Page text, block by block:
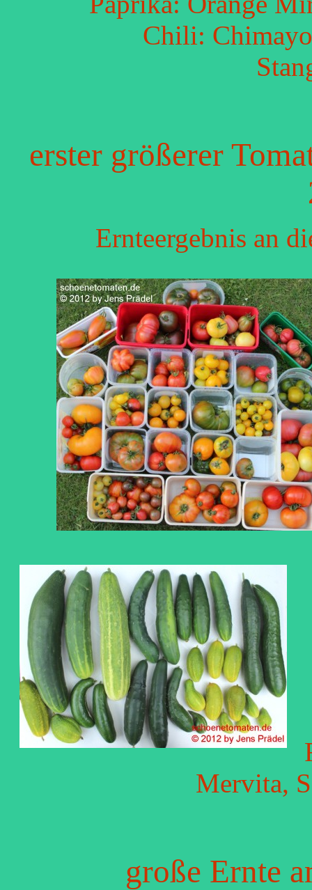
Chili:
erster größerer
Ernteergebnis an
Mervita,
große Ernte